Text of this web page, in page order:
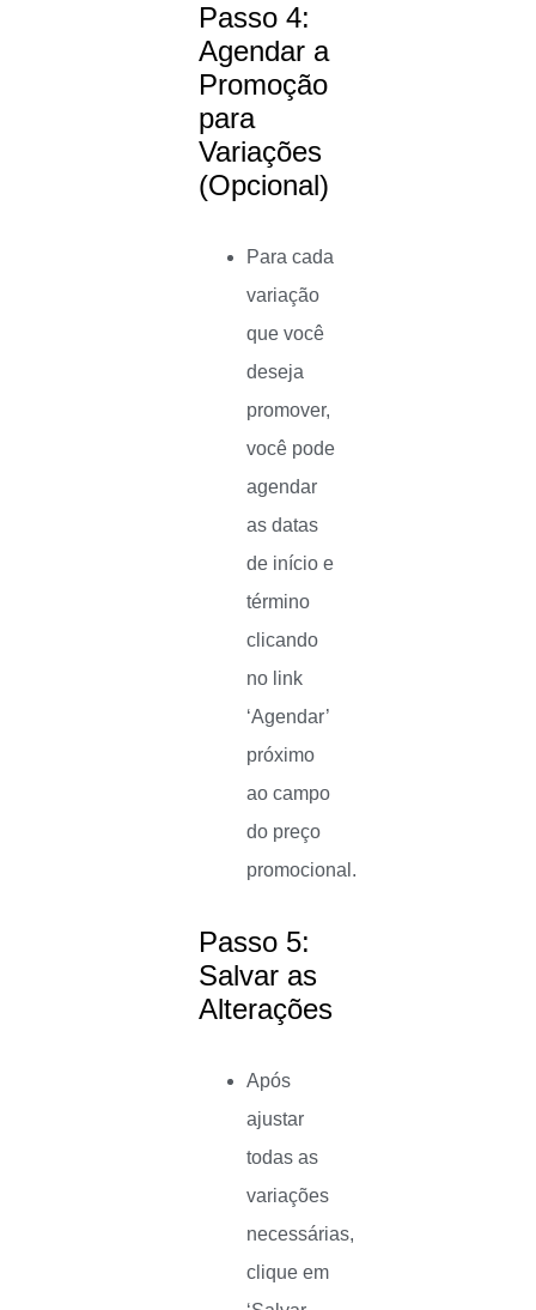
Passo 4:
Agendar a
Promoção
para
Variações
(Opcional)
Para cada
variação
que você
deseja
promover,
você pode
agendar
as datas
de início e
término
clicando
no link
‘Agendar’
próximo
ao campo
do preço
promocional.
Passo 5:
Salvar as
Alterações
Após
ajustar
todas as
variações
necessárias,
clique em